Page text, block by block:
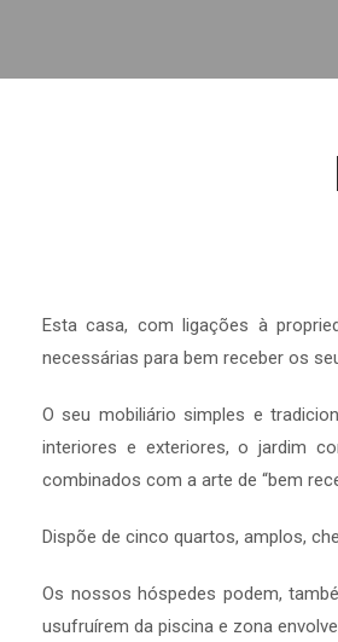
Esta casa, com ligações à
necessárias para bem receber os
O seu mobiliário simples e
interiores e exteriores, o jardim
combinados com a arte de “bem
Dispõe de cinco quartos, amplos,
Os nossos hóspedes podem,
usufruírem da piscina e zona